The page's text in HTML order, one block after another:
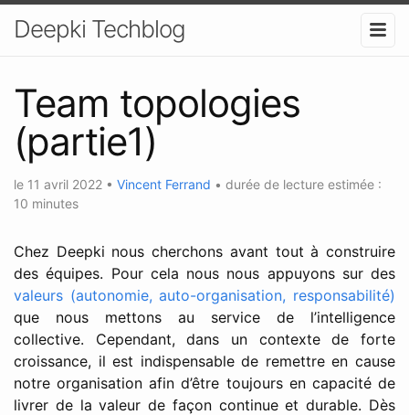
Deepki Techblog
Team topologies
(partie1)
le 11 avril 2022 • Vincent Ferrand • durée de lecture estimée :
10 minutes
Chez Deepki nous cherchons avant tout à construire
des équipes. Pour cela nous nous appuyons sur des
valeurs (autonomie, auto-organisation, responsabilité)
que nous mettons au service de l’intelligence
collective. Cependant, dans un contexte de forte
croissance, il est indispensable de remettre en cause
notre organisation afin d’être toujours en capacité de
livrer de la valeur de façon continue et durable. Dès